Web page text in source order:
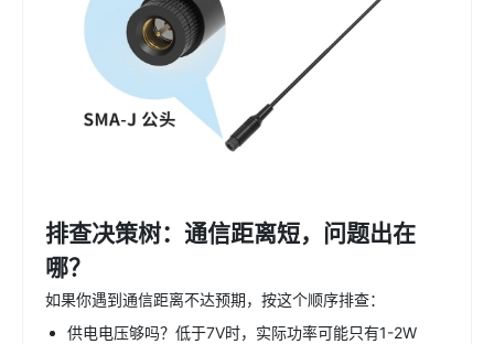
排查决策树：通信距离短，问题出在
哪？
如果你遇到通信距离不达预期，按这个顺序排查：
供电电压够吗？低于7V时，实际功率可能只有1-2W